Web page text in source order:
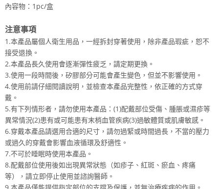
內容物：1pc/盒
注意事項
1.本產品屬個人衛生用品，一經拆封穿著使用，除非產品瑕疵，恕不
接受退換。
2.本產品長久使用會逐漸彈性疲乏，請定期更換。
3.使用一段時間後，矽膠部分可能會產生變色，但並不影響使用。
4.使用前請仔細閱讀說明，並檢查本產品完整性，依正確的方式穿
戴。
5.有下列情形者，請勿使用本產品：(1)配戴部位受傷、腫脹或濕疹等
異常情況(2)患有或可能患有末梢血管疾病(3)過敏體質或肌膚敏感。
6.穿戴本產品請選用合適的尺寸，請勿過緊或時間過長，不當的壓力
或過久的穿戴會影響血液循環及舒適性。
7.不可於睡眠時使用本產品。
8.配戴部位使用後如出現異常狀態（如疹子、紅斑、瘀血、疼痛
等），請立即停止使用並諮詢醫師。
9.本產品僅能提供指定部位的支撐及保護，並無治療疾病的作用。